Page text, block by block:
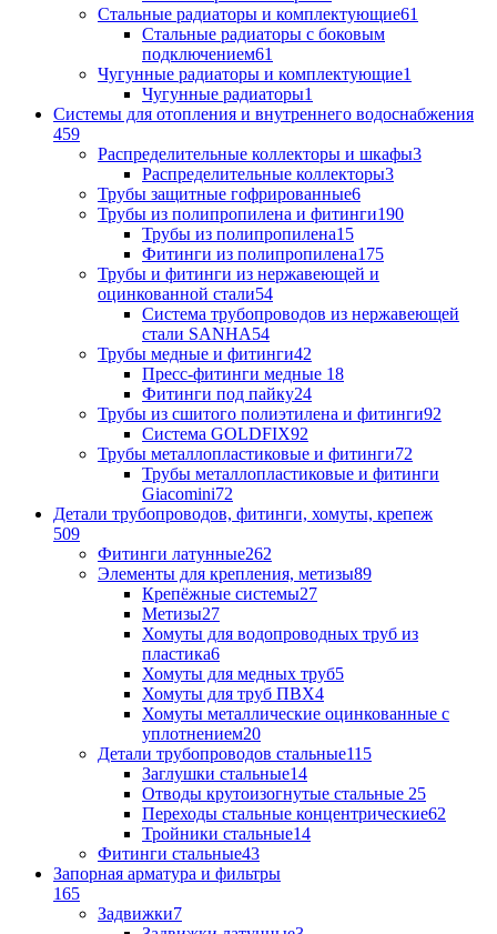
Стальные радиаторы и комплектующие61
Стальные радиаторы с боковым
подключением61
Чугунные радиаторы и комплектующие1
Чугунные радиаторы1
Системы для отопления и внутреннего водоснабжения
459
Распределительные коллекторы и шкафы3
Распределительные коллекторы3
Трубы защитные гофрированные6
Трубы из полипропилена и фитинги190
Трубы из полипропилена15
Фитинги из полипропилена175
Трубы и фитинги из нержавеющей и
оцинкованной стали54
Система трубопроводов из нержавеющей
стали SANHA54
Трубы медные и фитинги42
Пресс-фитинги медные 18
Фитинги под пайку24
Трубы из сшитого полиэтилена и фитинги92
Система GOLDFIX92
Трубы металлопластиковые и фитинги72
Трубы металлопластиковые и фитинги
Giacomini72
Детали трубопроводов, фитинги, хомуты, крепеж
509
Фитинги латунные262
Элементы для крепления, метизы89
Крепёжные системы27
Метизы27
Хомуты для водопроводных труб из
пластика6
Хомуты для медных труб5
Хомуты для труб ПВХ4
Хомуты металлические оцинкованные с
уплотнением20
Детали трубопроводов стальные115
Заглушки стальные14
Отводы крутоизогнутые стальные 25
Переходы стальные концентрические62
Тройники стальные14
Фитинги стальные43
Запорная арматура и фильтры
165
Задвижки7